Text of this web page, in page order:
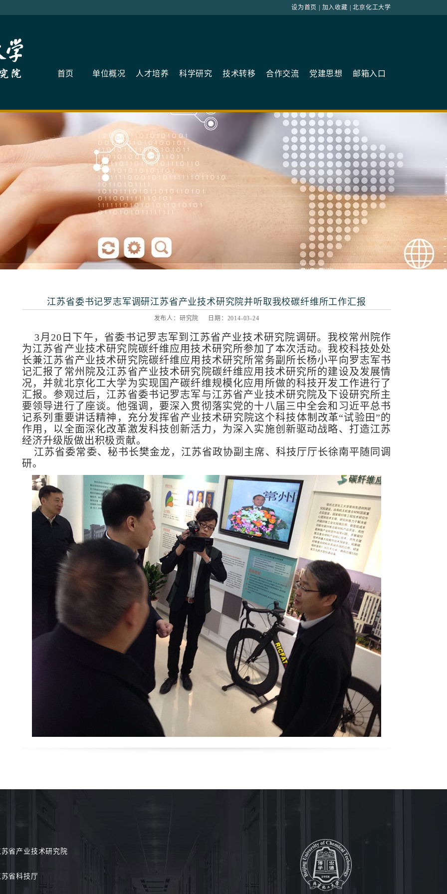
设为首页 加入收藏 |北京化工大学
首页 单位概况 人才培养 科学研究 技术转移 合作交流 党建思想 邮箱入口
江苏省委书记罗志军调研江苏省产业技术研究院并听取我校碳纤维所工作汇报
发布人：研究院 日期：2014-03-24
3月20日下午，省委书记罗志军到江苏省产业技术研究院调研。我校常州院作
为江苏省产业技术研究院碳纤维应用技术研究所参加了本次活动。我校科技处处
长兼江苏省产业技术研究院碳纤维应用技术研究所常务副所长杨小平向罗志军书
记汇报了常州院及江苏省产业技术研究院碳纤维应用技术研究所的建设及发展情
况，并就北京化工大学为实现国产碳纤维规模化应用所做的科技开发工作进行了
汇报。参观过后，江苏省委书记罗志军与江苏省产业技术研究院及下设研究所主
要领导进行了座谈。他强调，要深入贯彻落实党的十八届三中全会和习近平总书
记系列重要讲话精神，充分发挥省产业技术研究院这个科技体制改革“试验田”的
作用，以全面深化改革激发科技创新活力，为深入实施创新驱动战略、打造江苏
经济升级版做出积极贡献。
江苏省委常委、秘书长樊金龙，江苏省政协副主席、科技厅厅长徐南平随同调
研。
苏省产业技术研究院
省科技厅